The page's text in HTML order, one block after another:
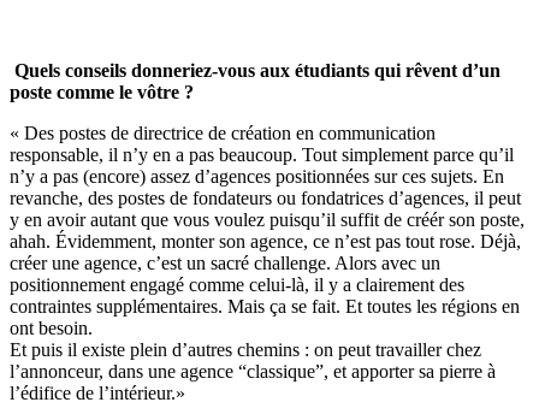
Quels conseils donneriez-vous aux étudiants qui rêvent d’un
poste comme le vôtre ?
« Des postes de directrice de création en communication
responsable, il n’y en a pas beaucoup. Tout simplement parce qu’il
n’y a pas (encore) assez d’agences positionnées sur ces sujets. En
revanche, des postes de fondateurs ou fondatrices d’agences, il peut
y en avoir autant que vous voulez puisqu’il suffit de créér son poste,
ahah. Évidemment, monter son agence, ce n’est pas tout rose. Déjà,
créer une agence, c’est un sacré challenge. Alors avec un
positionnement engagé comme celui-là, il y a clairement des
contraintes supplémentaires. Mais ça se fait. Et toutes les régions en
ont besoin.
Et puis il existe plein d’autres chemins : on peut travailler chez
l’annonceur, dans une agence “classique”, et apporter sa pierre à
l’édifice de l’intérieur.»